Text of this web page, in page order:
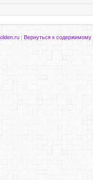
| Вернуться к содержимому